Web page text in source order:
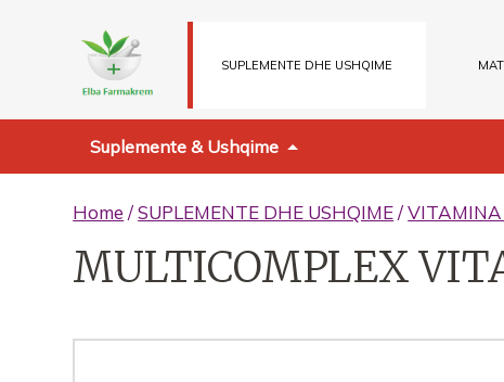
SUPLEMENTE DHE USHQIME
Suplemente & Ushqime
Home /SUPLEMENTE DHE USHQIME/VITAMINA
MULTICOMPLEX